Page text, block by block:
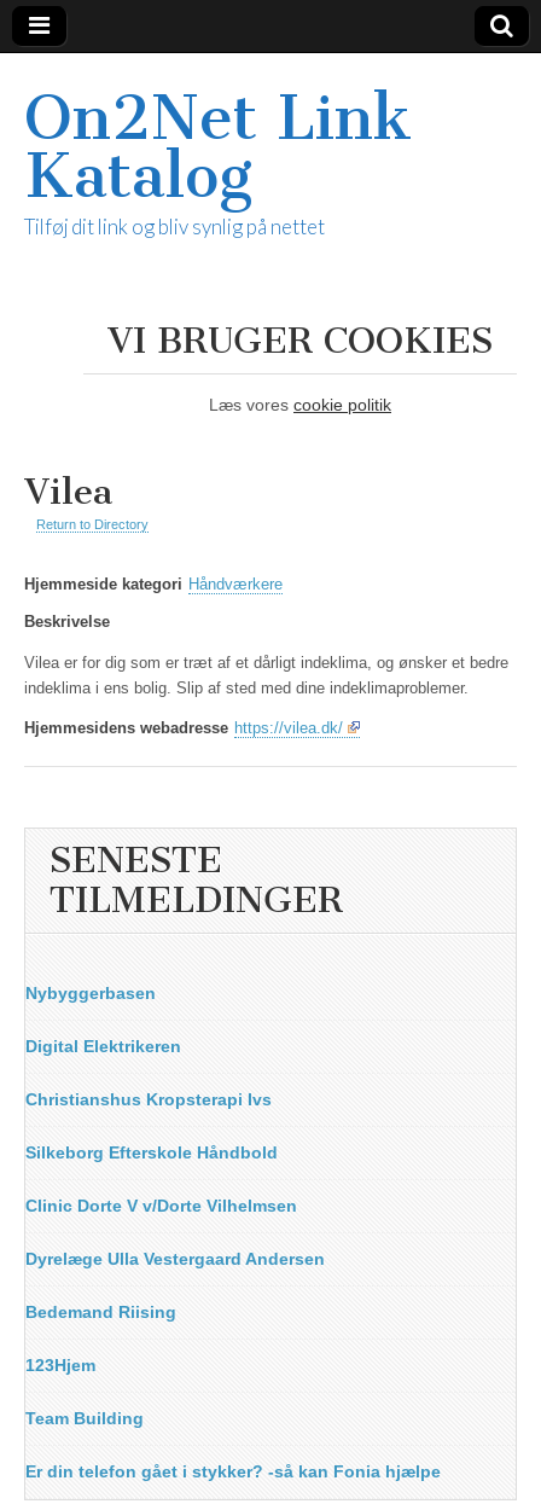
On2Net Link
Katalog
Tilføj dit link og bliv synlig på nettet
VI BRUGER COOKIES
Læs vores cookie politik
Vilea
Return to Directory
Hjemmeside kategori Håndværkere
Beskrivelse
Vilea er for dig som er træt af et dårligt indeklima, og ønsker et bedre
indeklima i ens bolig. Slip af sted med dine indeklimaproblemer.
Hjemmesidens webadresse https://vilea.dk/
SENESTE
TILMELDINGER
Nybyggerbasen
Digital Elektrikeren
Christianshus Kropsterapi Ivs
Silkeborg Efterskole Håndbold
Clinic Dorte V v/Dorte Vilhelmsen
Dyrelæge Ulla Vestergaard Andersen
Bedemand Riising
123Hjem
Team Building
Er din telefon gået i stykker? -så kan Fonia hjælpe